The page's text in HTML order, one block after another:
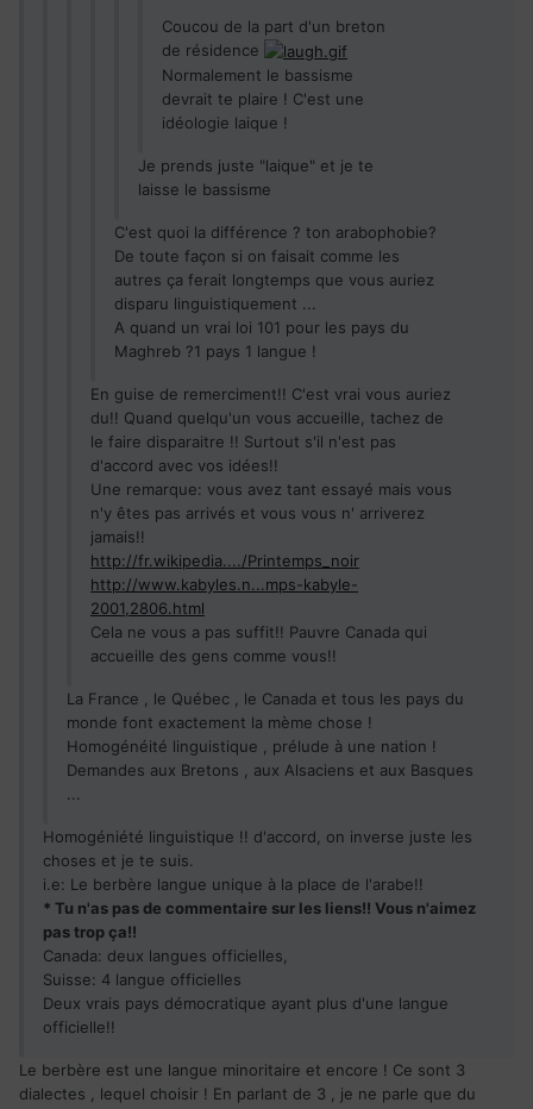
Coucou de la part d'un breton
de résidence
Normalement le bassisme
devrait te plaire ! C'est une
idéologie laique !
Je prends juste "laique" et je te
laisse le bassisme
C'est quoi la différence ? ton arabophobie?
De toute façon si on faisait comme les
autres ça ferait longtemps que vous auriez
disparu linguistiquement ...
A quand un vrai loi 101 pour les pays du
Maghreb ?1 pays 1 langue !
En guise de remerciment!! C'est vrai vous auriez
du!! Quand quelqu'un vous accueille, tachez de
le faire disparaitre !! Surtout s'il n'est pas
d'accord avec vos idées!!
Une remarque: vous avez tant essayé mais vous
n'y êtes pas arrivés et vous vous n' arriverez
jamais!!
http://fr.wikipedia..../Printemps_noir
http://www.kabyles.n...mps-kabyle-
2001,2806.html
Cela ne vous a pas suffit!! Pauvre Canada qui
accueille des gens comme vous!!
La France , le Québec , le Canada et tous les pays du
monde font exactement la mème chose !
Homogénéité linguistique , prélude à une nation !
Demandes aux Bretons , aux Alsaciens et aux Basques
Homogéniété linguistique !! d'accord, on inverse juste les
choses et je te suis.
i.e: Le berbère langue unique à la place de l'arabe!!
* Tu n'as pas de commentaire sur les liens!! Vous n'aimez
pas trop ça!!
Canada: deux langues officielles,
Suisse: 4 langue officielles
Deux vrais pays démocratique ayant plus d'une langue
officielle!!
Le berbère est une langue minoritaire et encore ! Ce sont 3
dialectes , lequel choisir ! En parlant de 3 , je ne parle que du